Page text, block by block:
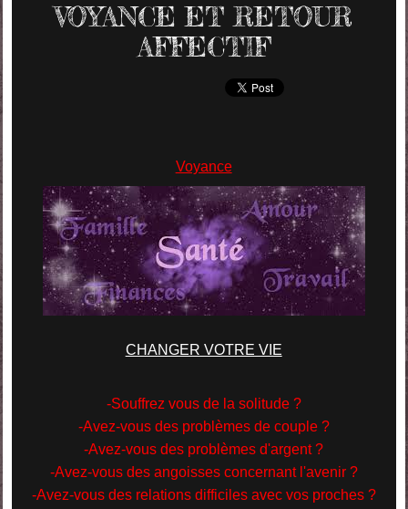
VOYANCE ET RETOUR
AFFECTIF
Voyance
CHANGER VOTRE VIE
-Souffrez vous de la solitude ?
-Avez-vous des problèmes de couple ?
-Avez-vous des problèmes d'argent ?
-Avez-vous des angoisses concernant l'avenir ?
-Avez-vous des relations difficiles avec vos proches ?